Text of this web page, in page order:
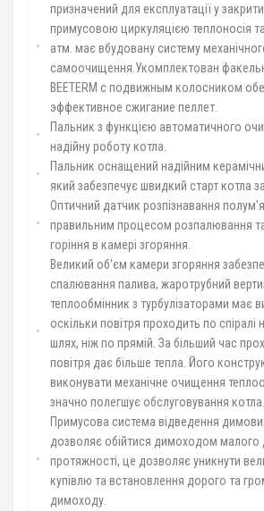
призначений для експлуатації у
примусовою циркуляцією теплоносія
атм. має вбудовану систему
самоочищення.Укомплектован
BEETERM с подвижным колосником
эффективное сжигание пеллет.
Пальник з функцією автоматичного
надійну роботу котла.
Пальник оснащений надійним
який забезпечує швидкий старт котла
Оптичний датчик розпізнавання
правильним процесом розпалювання
горіння в камері згоряння.
Великий об'єм камери згоряння
спалювання палива, жаротрубний
теплообмінник з турбулізаторами має
оскільки повітря проходить по спіралі
шлях, ніж по прямій. За більший час
повітря дає більше тепла. Його
виконувати механічне очищення
значно полегшує обслуговування котла.
Примусова система відведення
дозволяє обійтися димоходом малого
протяжності, це дозволяє уникнути
купівлю та встановлення дорого та
димоходу.